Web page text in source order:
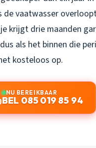
de vaatwasser
krijgt drie maanden
als het binnen die
kosteloos op.
NU BEREIKBAAR
BEL 085 019 85 94